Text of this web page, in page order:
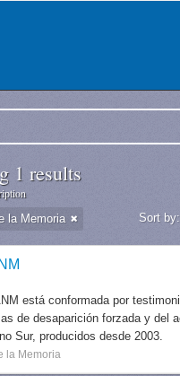
1 results
la Memoria Sort by:
está conformada por
de desaparición forzada y del
Sur, producidos desde 2003.
la Memoria